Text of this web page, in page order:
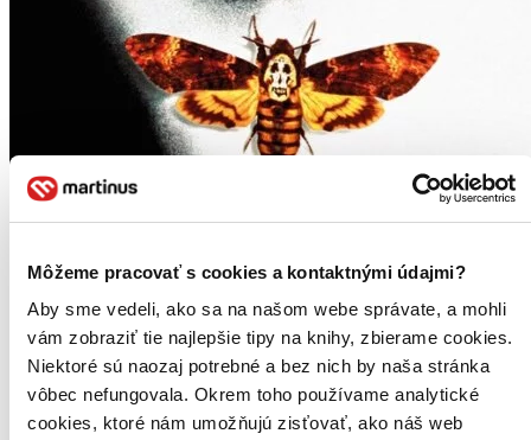
Môžeme pracovať s cookies a kontaktnými údajmi?
Aby sme vedeli, ako sa na našom webe správate, a mohli
vám zobraziť tie najlepšie tipy na knihy, zbierame cookies.
Niektoré sú naozaj potrebné a bez nich by naša stránka
vôbec nefungovala. Okrem toho používame analytické
cookies, ktoré nám umožňujú zisťovať, ako náš web
Mlčanie jahniat